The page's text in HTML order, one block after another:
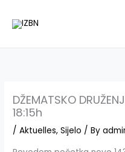
DŽEMATSKO
18:15h
/Aktuelles,Sijelo / By